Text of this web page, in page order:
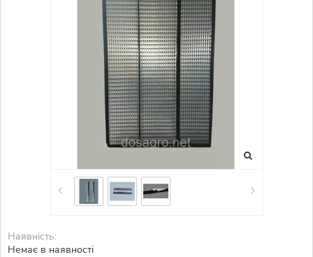
Наявність:
Немає в наявності